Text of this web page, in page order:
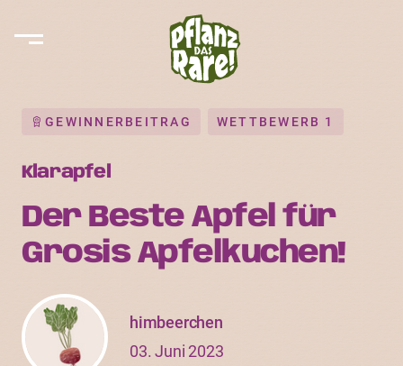
GEWINNERBEITRAG WETTBEWERB 1
Klarapfel
Der Beste Apfel für
Grosis Apfelkuchen!
himbeerchen
03. Juni 2023